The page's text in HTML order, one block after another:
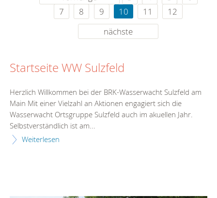
7
8 9 10 11
12
nächste
Startseite WW Sulzfeld
Herzlich Willkommen bei der BRK-Wasserwacht Sulzfeld am
Main Mit einer Vielzahl an Aktionen engagiert sich die
Wasserwacht Ortsgruppe Sulzfeld auch im akuellen Jahr.
Selbstverständlich ist am...
Weiterlesen